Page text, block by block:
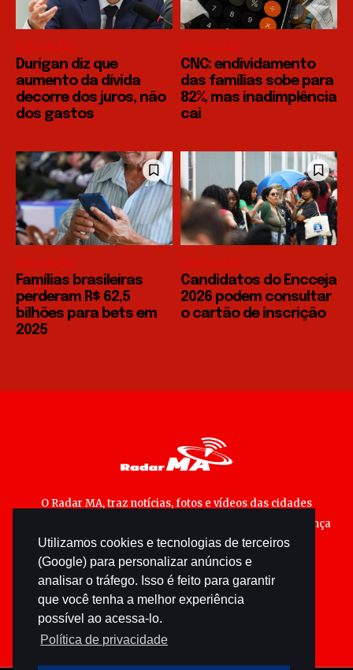
Utilizamos cookies e tecnologias de terceiros
(Google) para personalizar anúncios e
analisar o tráfego. Isso é feito para garantir
que você tenha a melhor experiência
possível ao acessa-lo.
Política de privacidade
EDUCAÇÃO
Durigan diz que
aumento da dívida
decorre dos juros, não
dos gastos
EDUCAÇÃO
CNC: endividamento
das famílias sobe para
82%, mas inadimplência
cai
EDUCAÇÃO
Famílias brasileiras
perderam R$ 62,5
bilhões para bets em
2025
EDUCAÇÃO
Candidatos do Encceja
2026 podem consultar
o cartão de inscrição
O Radar MA, traz notícias, fotos e vídeos das cidades
maranhenses; matérias especiais sobre política, segurança
pública e cultura popular.